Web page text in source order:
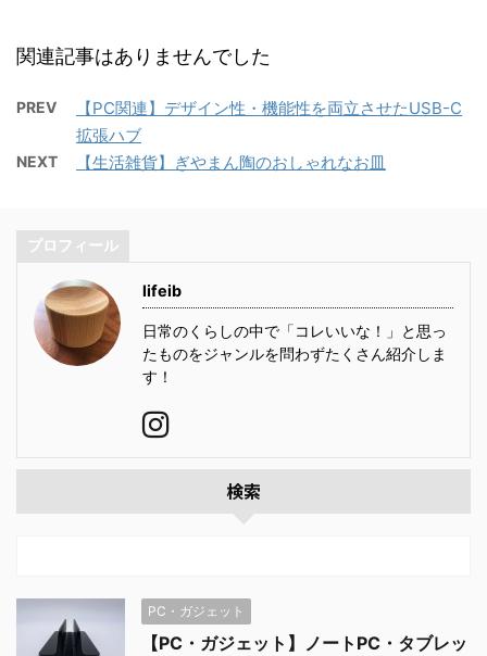
関連記事はありませんでした
PREV
【PC関連】デザイン性・機能性を両立させたUSB-C
拡張ハブ
NEXT 【生活雑貨】ぎやまん陶のおしゃれなお皿
プロフィール
lifeib
日常のくらしの中で「コレいいな！」と思っ
たものをジャンルを問わずたくさん紹介しま
す！
検索
PC・ガジェット
【PC・ガジェット】ノートPC・タブレッ